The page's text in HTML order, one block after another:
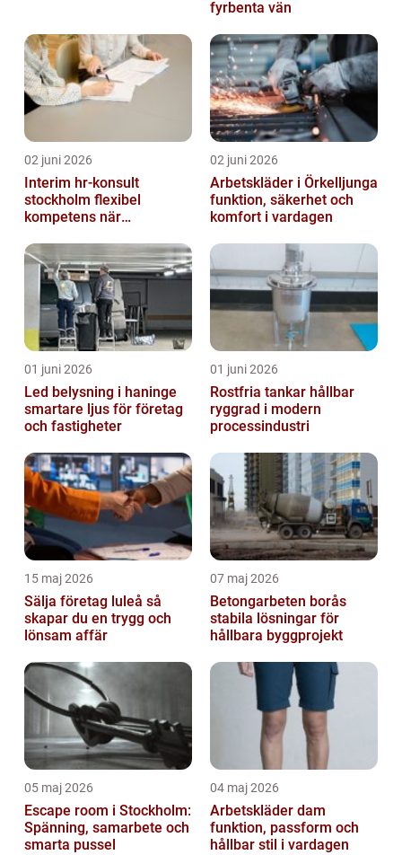
fyrbenta vän
02 juni 2026
Interim hr-konsult
stockholm flexibel
kompetens när
02 juni 2026
Arbetskläder i Örkelljunga
funktion, säkerhet och
komfort i vardagen
01 juni 2026
Led belysning i haninge
smartare ljus för företag
och fastigheter
01 juni 2026
Rostfria tankar hållbar
ryggrad i modern
processindustri
15 maj 2026
Sälja företag luleå så
skapar du en trygg och
lönsam affär
07 maj 2026
Betongarbeten borås
stabila lösningar för
hållbara byggprojekt
05 maj 2026
Escape room i Stockholm:
Spänning, samarbete och
smarta pussel
04 maj 2026
Arbetskläder dam
funktion, passform och
hållbar stil i vardagen